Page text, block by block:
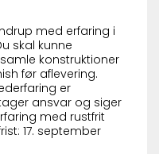
med erfaring i
skal kunne
konstruktioner
før aflevering.
er
ansvar og siger
med rustfrit
17. september